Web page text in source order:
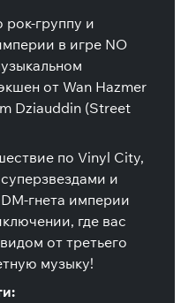
группу и
в игре NO
от Wan Hazmer
Dziauddin (Street
по Vinyl City,
и
гнета империи
где вас
от третьего
музыку!